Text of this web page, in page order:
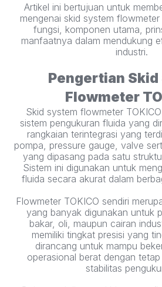
Artikel ini bertujuan untuk
mengenai skid system flowmeter
fungsi, komponen utama,
manfaatnya dalam mendukung
industri.
Pengertian
Flowmeter
Skid system flowmeter
sistem pengukuran fluida yang
rangkaian terintegrasi yang
pompa, pressure gauge, valve
yang dipasang pada satu
Sistem ini digunakan untuk
fluida secara akurat dalam
Flowmeter TOKICO sendiri
yang banyak digunakan untuk
bakar, oli, maupun cairan
memiliki tingkat presisi yang
dirancang untuk mampu
operasional berat dengan
stabilitas